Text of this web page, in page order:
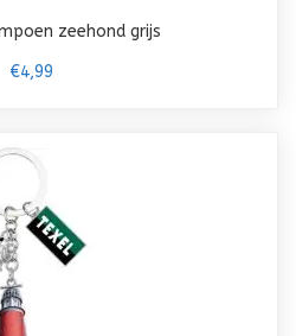
zeehond grijs
€4,99